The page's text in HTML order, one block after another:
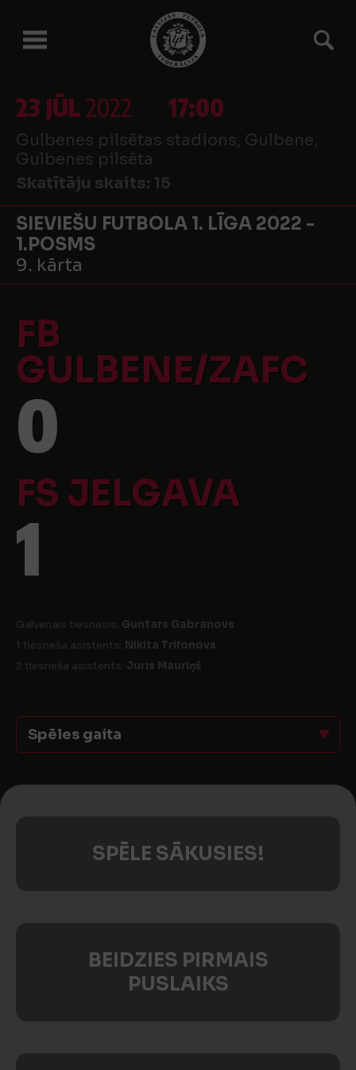
23 JŪL2022 17:00
Gulbenes pilsētas stadions, Gulbene,
Gulbenes pilsēta
Skatītāju skaits: 15
SIEVIEŠU FUTBOLA 1. LĪGA 2022 -
1.POSMS
9. kārta
FB
GULBENE/ZAFC
0
FS JELGAVA
1
Galvenais tiesnesis: Guntars Gabranovs
1 tiesneša asistents: Nikita Trifonovs
2 tiesneša asistents: Juris Mauriņš
Spēles gaita
SPĒLE SĀKUSIES!
BEIDZIES PIRMAIS
PUSLAIKS